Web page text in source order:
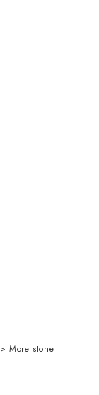
>More stone